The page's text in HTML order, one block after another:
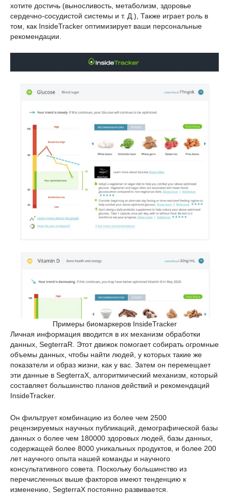
хотите достичь (выносливость, метаболизм, здоровье
сердечно-сосудистой системы и т. Д.), Также играет роль в
том, как InsideTracker оптимизирует ваши персональные
рекомендации.
Примеры биомаркеров InsideTracker
Личная информация вводится в их механизм обработки
данных, SegterraR. Этот движок помогает собирать огромные
объемы данных, чтобы найти людей, у которых такие же
показатели и образ жизни, как у вас. Затем он перемещает
эти данные в SegterraX, алгоритмический механизм, который
составляет большинство планов действий и рекомендаций
InsideTracker.
Он фильтрует комбинацию из более чем 2500
рецензируемых научных публикаций, демографической базы
данных о более чем 180000 здоровых людей, базы данных,
содержащей более 8000 уникальных продуктов, и более 200
лет научного опыта нашей команды и научного
консультативного совета. Поскольку большинство из
перечисленных выше факторов имеют тенденцию к
изменению, SegterraX постоянно развивается.